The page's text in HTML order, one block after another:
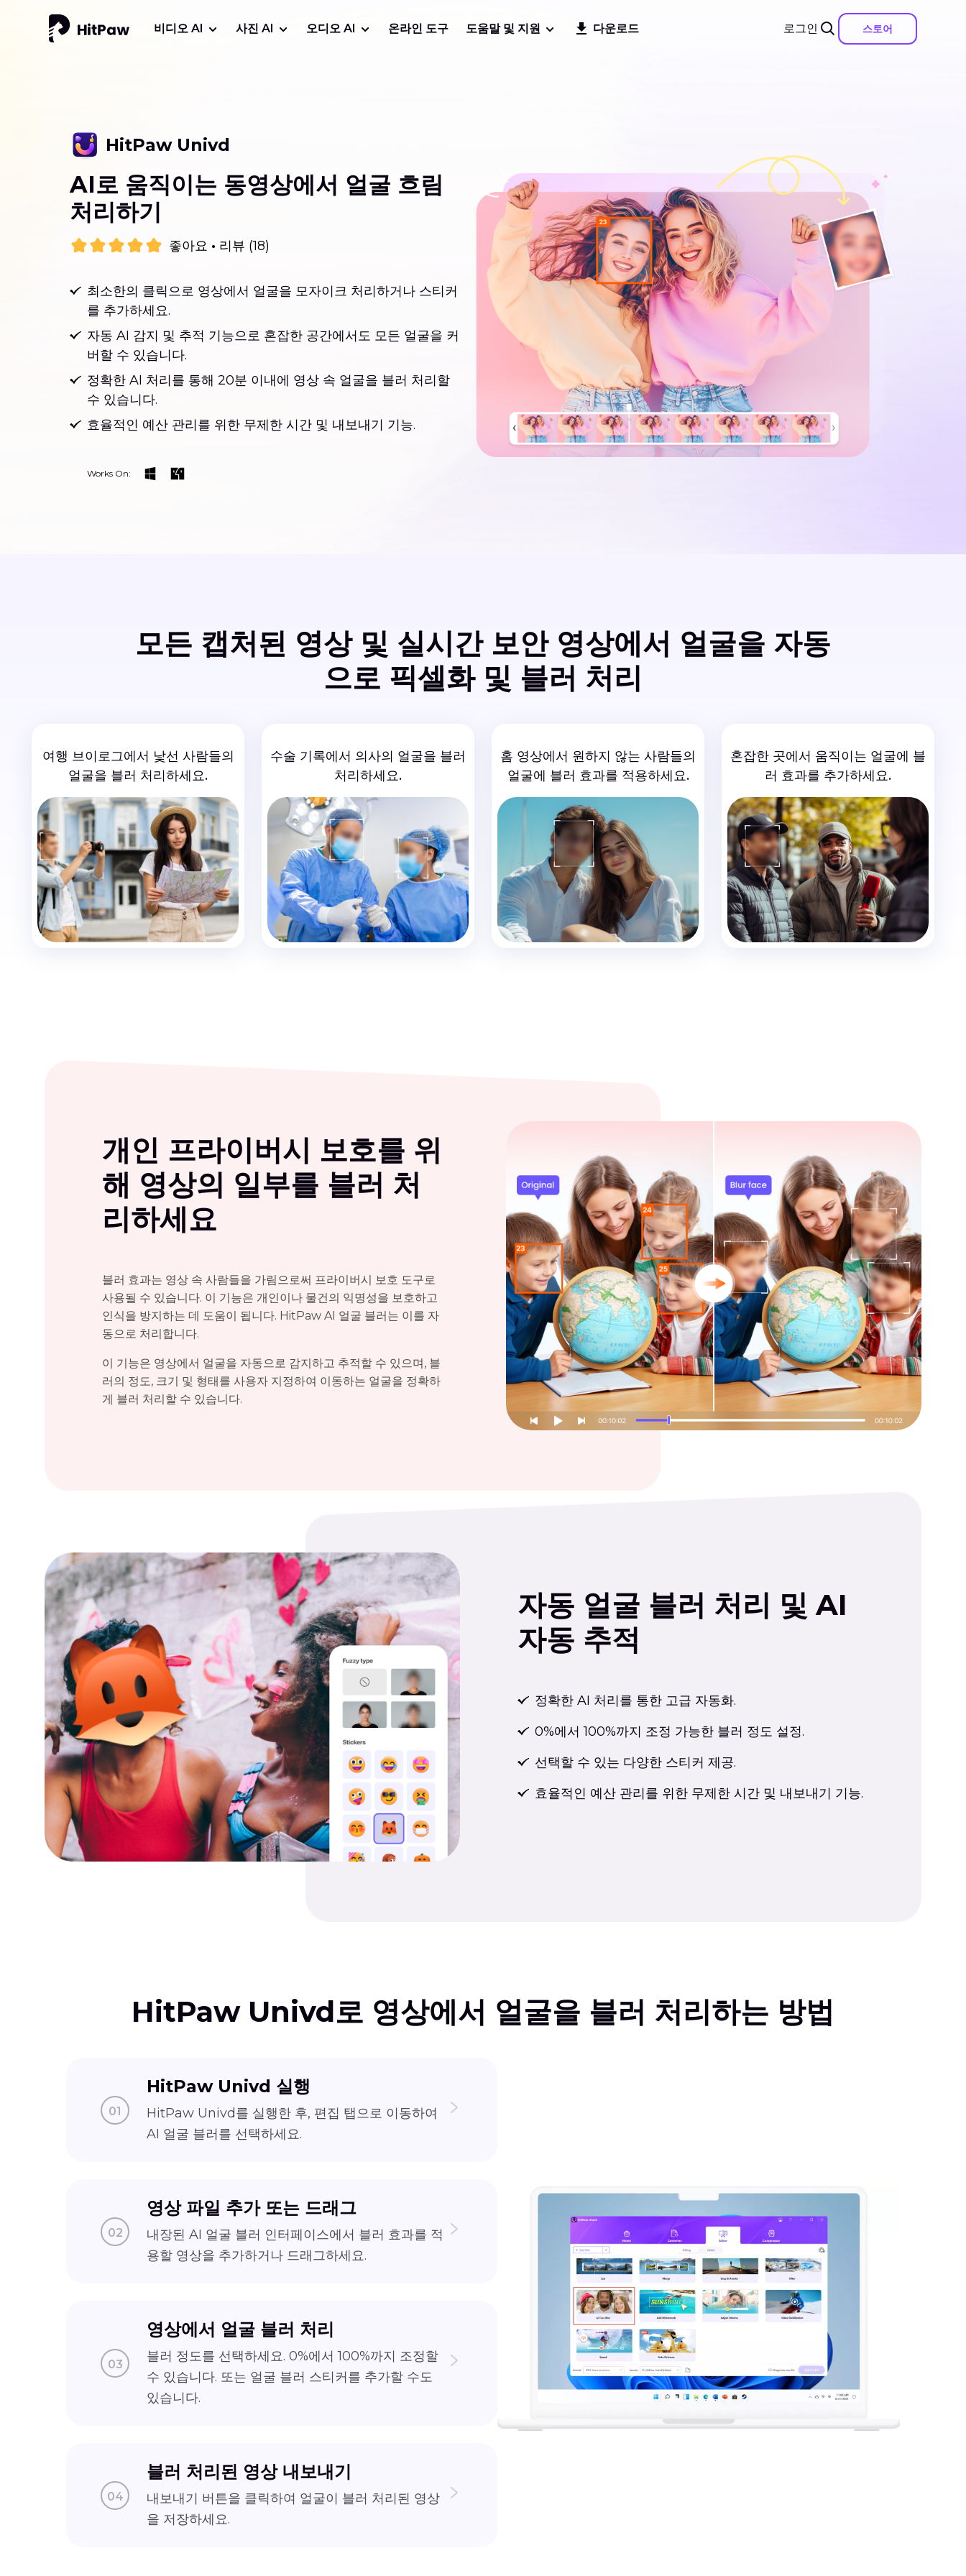
로그인 스토어
비디오 AI 사진 AI 오디오 AI 온라인 도구 도움말 및 지원 다운로드
HitPaw Univd
AI로 움직이는 동영상에서 얼굴 흐림
처리하기
좋아요 · 리뷰 (18)
최소한의 클릭으로 영상에서 얼굴을 모자이크 처리하거나 스티커
를 추가하세요.
자동 AI 감지 및 추적 기능으로 혼잡한 공간에서도 모든 얼굴을 커
버할 수 있습니다.
정확한 AI 처리를 통해 20분 이내에 영상 속 얼굴을 블러 처리할
수 있습니다.
효율적인 예산 관리를 위한 무제한 시간 및 내보내기 기능.
Works On:
모든 캡처된 영상 및 실시간 보안 영상에서 얼굴을 자동
으로 픽셀화 및 블러 처리
여행 브이로그에서 낯선 사람들의
얼굴을 블러 처리하세요.
수술 기록에서 의사의 얼굴을 블러
처리하세요.
홈 영상에서 원하지 않는 사람들의
얼굴에 블러 효과를 적용하세요.
혼잡한 곳에서 움직이는 얼굴에 블
러 효과를 추가하세요.
개인 프라이버시 보호를 위
해 영상의 일부를 블러 처
리하세요
블러 효과는 영상 속 사람들을 가림으로써 프라이버시 보호 도구로
사용될 수 있습니다. 이 기능은 개인이나 물건의 익명성을 보호하고
인식을 방지하는 데 도움이 됩니다. HitPaw AI 얼굴 블러는 이를 자
동으로 처리합니다.
이 기능은 영상에서 얼굴을 자동으로 감지하고 추적할 수 있으며, 블
러의 정도, 크기 및 형태를 사용자 지정하여 이동하는 얼굴을 정확하
게 블러 처리할 수 있습니다.
자동 얼굴 블러 처리 및 AI
자동 추적
정확한 AI 처리를 통한 고급 자동화.
0%에서 100%까지 조정 가능한 블러 정도 설정.
선택할 수 있는 다양한 스티커 제공.
효율적인 예산 관리를 위한 무제한 시간 및 내보내기 기능.
HitPaw Univd로 영상에서 얼굴을 블러 처리하는 방법
01
HitPaw Univd 실행
HitPaw Univd를 실행한 후, 편집 탭으로 이동하여
AI 얼굴 블러를 선택하세요.
02
영상 파일 추가 또는 드래그
내장된 AI 얼굴 블러 인터페이스에서 블러 효과를 적
용할 영상을 추가하거나 드래그하세요.
03
영상에서 얼굴 블러 처리
블러 정도를 선택하세요. 0%에서 100%까지 조정할
수 있습니다. 또는 얼굴 블러 스티커를 추가할 수도
있습니다.
04
블러 처리된 영상 내보내기
내보내기 버튼을 클릭하여 얼굴이 블러 처리된 영상
을 저장하세요.